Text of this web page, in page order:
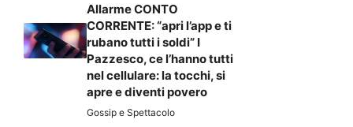
Allarme CONTO
CORRENTE: “apri l’app e ti
rubano tutti i soldi” I
Pazzesco, ce l’hanno tutti
nel cellulare: la tocchi, si
apre e diventi povero
Gossip e Spettacolo